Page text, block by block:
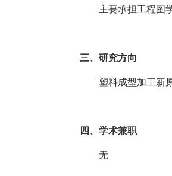
主要承担工程图学
三、研究方向
塑料成型加工新原
四、学术兼职
无